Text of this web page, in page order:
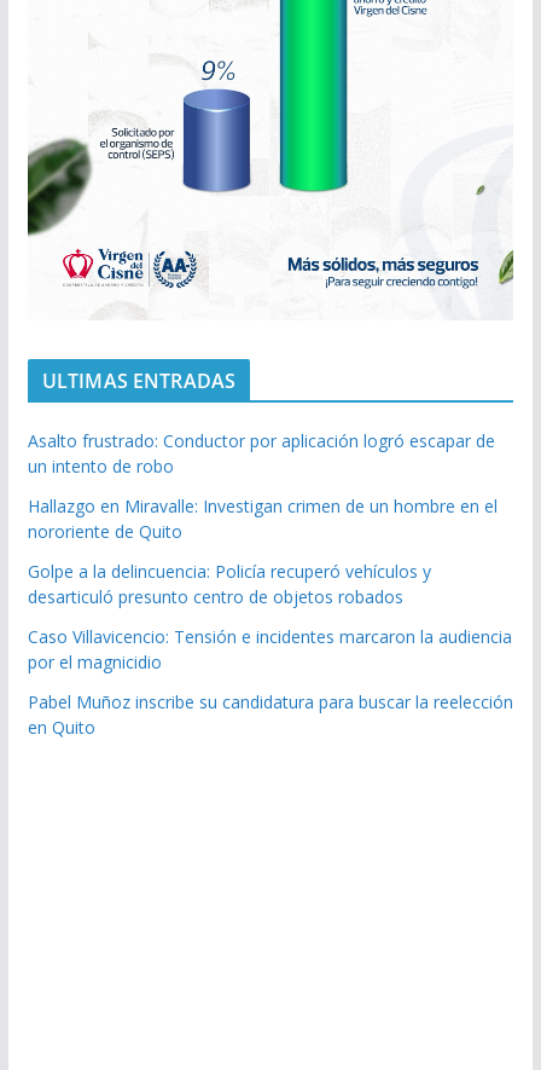
ULTIMAS ENTRADAS
Asalto frustrado: Conductor por aplicación logró escapar de
un intento de robo
Hallazgo en Miravalle: Investigan crimen de un hombre en el
nororiente de Quito
Golpe a la delincuencia: Policía recuperó vehículos y
desarticuló presunto centro de objetos robados
Caso Villavicencio: Tensión e incidentes marcaron la audiencia
por el magnicidio
Pabel Muñoz inscribe su candidatura para buscar la reelección
en Quito